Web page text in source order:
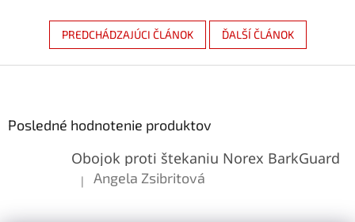
PREDCHÁDZAJÚCI ČLÁNOK ĎALŠÍ ČLÁNOK
Posledné hodnotenie produktov
Obojok proti štekaniu Norex BarkGuard
Hodnotenie produktu je 5 z 5 hviezdičiek.
| Angela Zsibritová